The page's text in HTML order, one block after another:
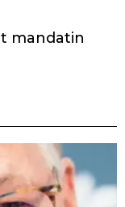
mandatin